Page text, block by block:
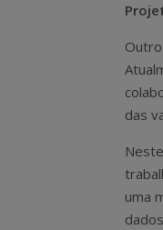
das
uma